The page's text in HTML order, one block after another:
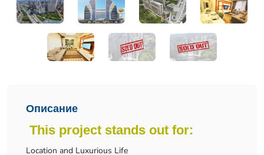
Описание
This project stands out for:
Location and Luxurious Life